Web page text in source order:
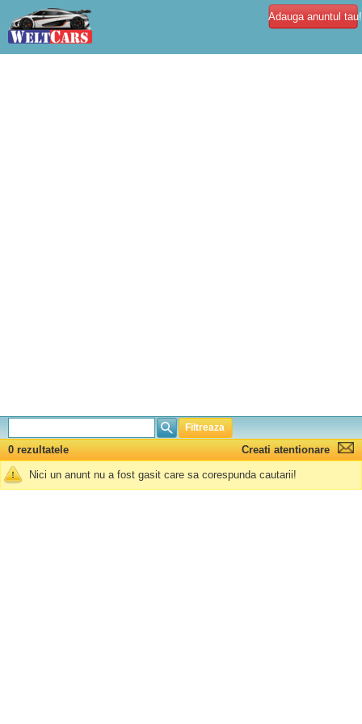
Adauga anuntul tau!
Filtreaza
0 rezultatele Creati atentionare
Nici un anunt nu a fost gasit care sa corespunda cautarii!